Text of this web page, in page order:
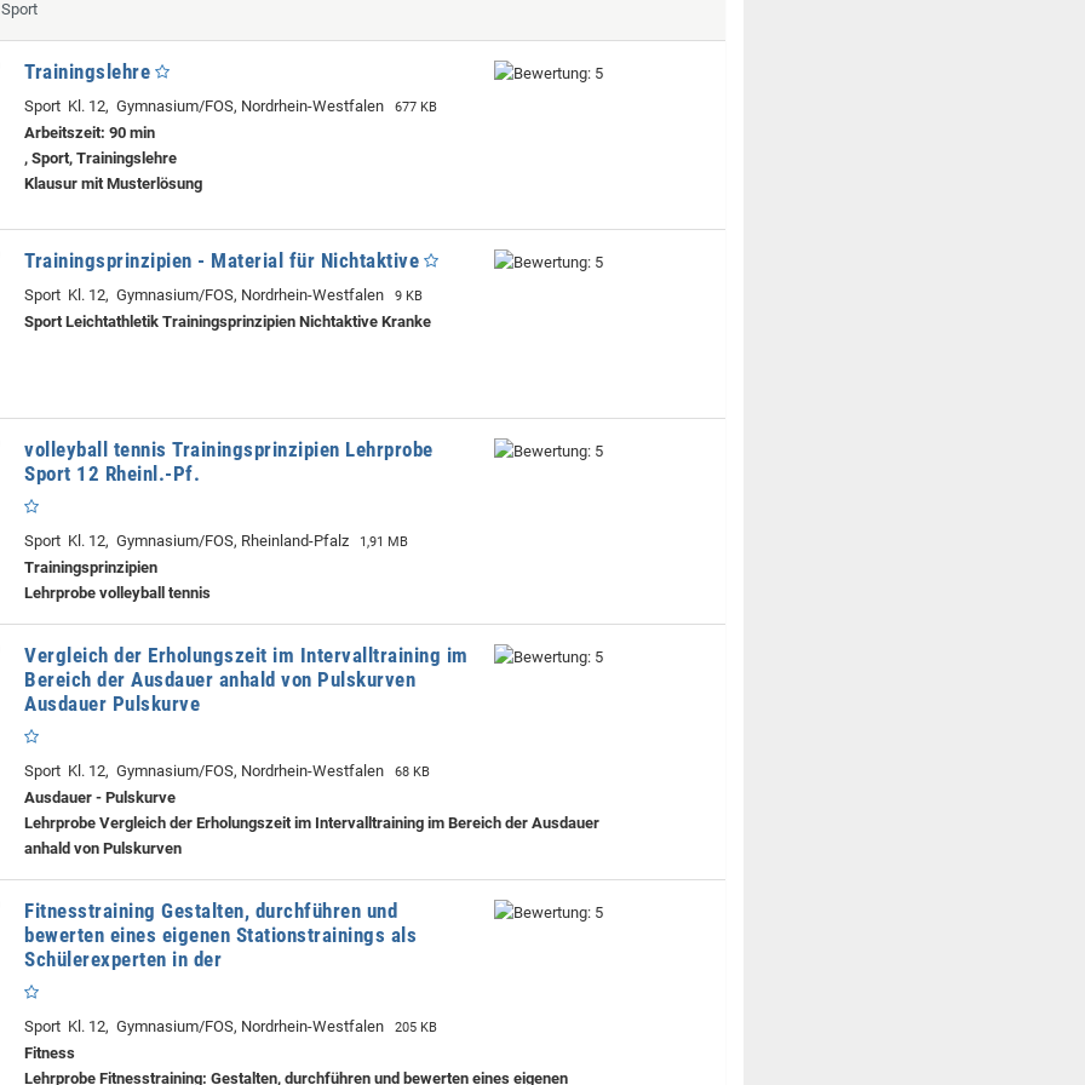
Trainingslehre
Sport Kl. 12, Gymnasium/FOS, Nordrhein-Westfalen 677 KB
Arbeitszeit: 90 min
, Sport, Trainingslehre
Klausur mit Musterlösung
Trainingsprinzipien - Material für Nichtaktive
Sport Kl. 12, Gymnasium/FOS, Nordrhein-Westfalen 9 KB
Sport Leichtathletik Trainingsprinzipien Nichtaktive Kranke
volleyball tennis Trainingsprinzipien Lehrprobe
Sport 12 Rheinl.-Pf.
Sport Kl. 12, Gymnasium/FOS, Rheinland-Pfalz 1,91 MB
Trainingsprinzipien
Lehrprobe volleyball tennis
Vergleich der Erholungszeit im Intervalltraining im
Bereich der Ausdauer anhald von Pulskurven
Ausdauer Pulskurve
Sport Kl. 12, Gymnasium/FOS, Nordrhein-Westfalen 68 KB
Ausdauer - Pulskurve
Lehrprobe Vergleich der Erholungszeit im Intervalltraining im Bereich der Ausdauer
anhald von Pulskurven
Fitnesstraining Gestalten, durchführen und
bewerten eines eigenen Stationstrainings als
Schülerexperten in der
Sport Kl. 12, Gymnasium/FOS, Nordrhein-Westfalen 205 KB
Fitness
Lehrprobe Fitnesstraining: Gestalten, durchführen und bewerten eines eigenen